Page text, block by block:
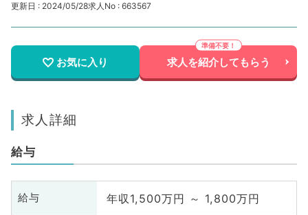
更新日 : 2024/05/28求人No : 663567
お気に入り 求人を紹介してもらう
求人詳細
給与
給与 年収1,500万円 ～ 1,800万円